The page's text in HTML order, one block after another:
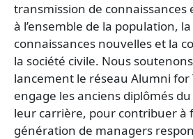
transmission de connaissances
à l’ensemble de la population,
connaissances nouvelles et la
la société civile. Nous
lancement le réseau Alumni for
engage les anciens diplômés
leur carrière, pour contribuer à
génération de managers